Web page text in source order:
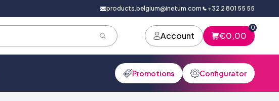
products.belgium@inetum.com +32 2 801 55 55
Account €0,00
0
Promotions Configurator